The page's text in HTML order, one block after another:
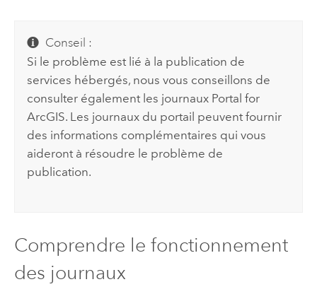
Conseil :
Si le problème est lié à la publication de
services hébergés, nous vous conseillons de
consulter également les journaux Portal for
ArcGIS. Les journaux du portail peuvent fournir
des informations complémentaires qui vous
aideront à résoudre le problème de
publication.
Comprendre le fonctionnement
des journaux